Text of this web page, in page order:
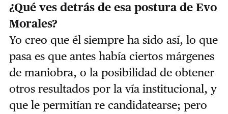
¿Qué ves detrás de esa postura de Evo
Morales?
Yo creo que él siempre ha sido así, lo que
pasa es que antes había ciertos márgenes
de maniobra, o la posibilidad de obtener
otros resultados por la vía institucional, y
que le permitían re candidatearse; pero